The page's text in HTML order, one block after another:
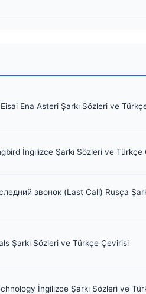
Ena Asteri Şarkı Sözleri ve
İngilizce Şarkı Sözleri ve Türkçe
звонок (Last Call) Rusça
Şarkı Sözleri ve Türkçe Çevirisi
İngilizce Şarkı Sözleri ve